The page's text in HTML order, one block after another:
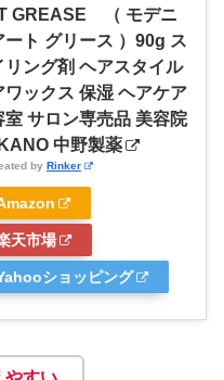
GREASE （ モデニ
ート グリース ）90g ス
リング剤 ヘアスタイル
ワックス 保湿 ヘアケア
室 サロン専売品 美容院
中野製薬
by Rinker
天市場
ショッピング